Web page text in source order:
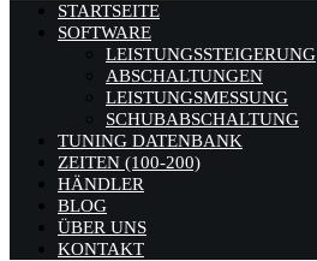
STARTSEITE
SOFTWARE
LEISTUNGSSTEIGERUNG
ABSCHALTUNGEN
LEISTUNGSMESSUNG
SCHUBABSCHALTUNG
TUNING DATENBANK
ZEITEN (100-200)
HÄNDLER
BLOG
ÜBER UNS
KONTAKT